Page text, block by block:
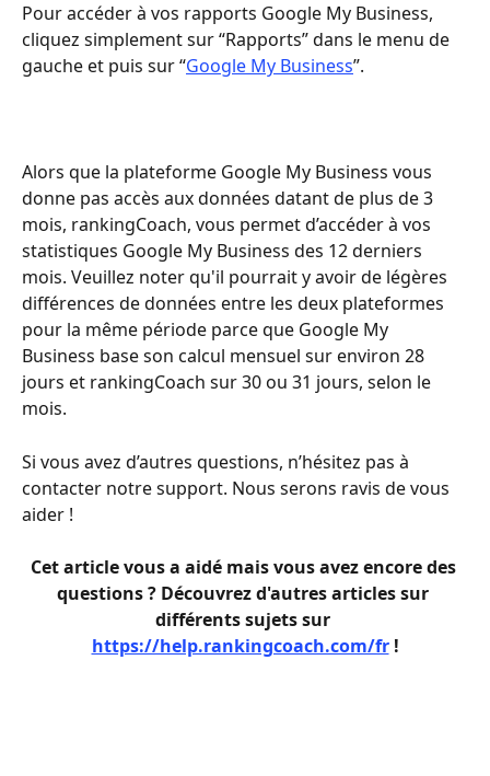
Pour accéder à vos rapports Google My Business,
cliquez simplement sur “Rapports” dans le menu de
gauche et puis sur “Google My Business”.
Alors que la plateforme Google My Business vous
donne pas accès aux données datant de plus de 3
mois, rankingCoach, vous permet d’accéder à vos
statistiques Google My Business des 12 derniers
mois. Veuillez noter qu'il pourrait y avoir de légères
différences de données entre les deux plateformes
pour la même période parce que Google My
Business base son calcul mensuel sur environ 28
jours et rankingCoach sur 30 ou 31 jours, selon le
mois.
Si vous avez d’autres questions, n’hésitez pas à
contacter notre support. Nous serons ravis de vous
aider !
Cet article vous a aidé mais vous avez encore des
questions ? Découvrez d'autres articles sur
différents sujets sur
https://help.rankingcoach.com/fr !